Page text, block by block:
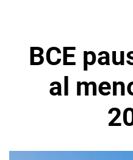
BCE
al